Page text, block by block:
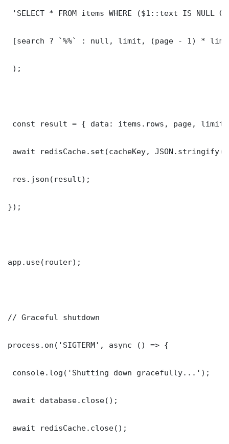
'SELECT * FROM items WHERE ($1::text IS NULL
[search ? `%%` : null, limit, (page - 1) *
);
const result = { data: items.rows, page,
await redisCache.set(cacheKey,
res.json(result);
});
app.use(router);
// Graceful shutdown
process.on('SIGTERM', async () => {
console.log('Shutting down gracefully...');
await database.close();
await redisCache.close();